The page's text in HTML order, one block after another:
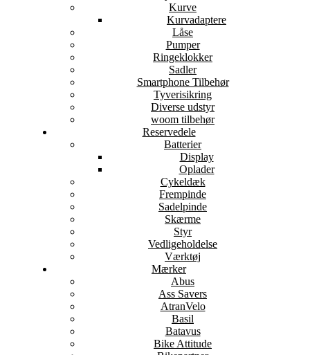
Kurve
Kurvadaptere
Låse
Pumper
Ringeklokker
Sadler
Smartphone Tilbehør
Tyverisikring
Diverse udstyr
woom tilbehør
Reservedele
Batterier
Display
Oplader
Cykeldæk
Frempinde
Sadelpinde
Skærme
Styr
Vedligeholdelse
Værktøj
Mærker
Abus
Ass Savers
AtranVelo
Basil
Batavus
Bike Attitude